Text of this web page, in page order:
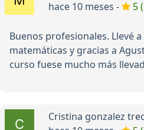
hace 10 meses -
5
Buenos profesionales. Llevé
matemáticas y gracias a
curso fuese mucho más
Cristina gonzalez